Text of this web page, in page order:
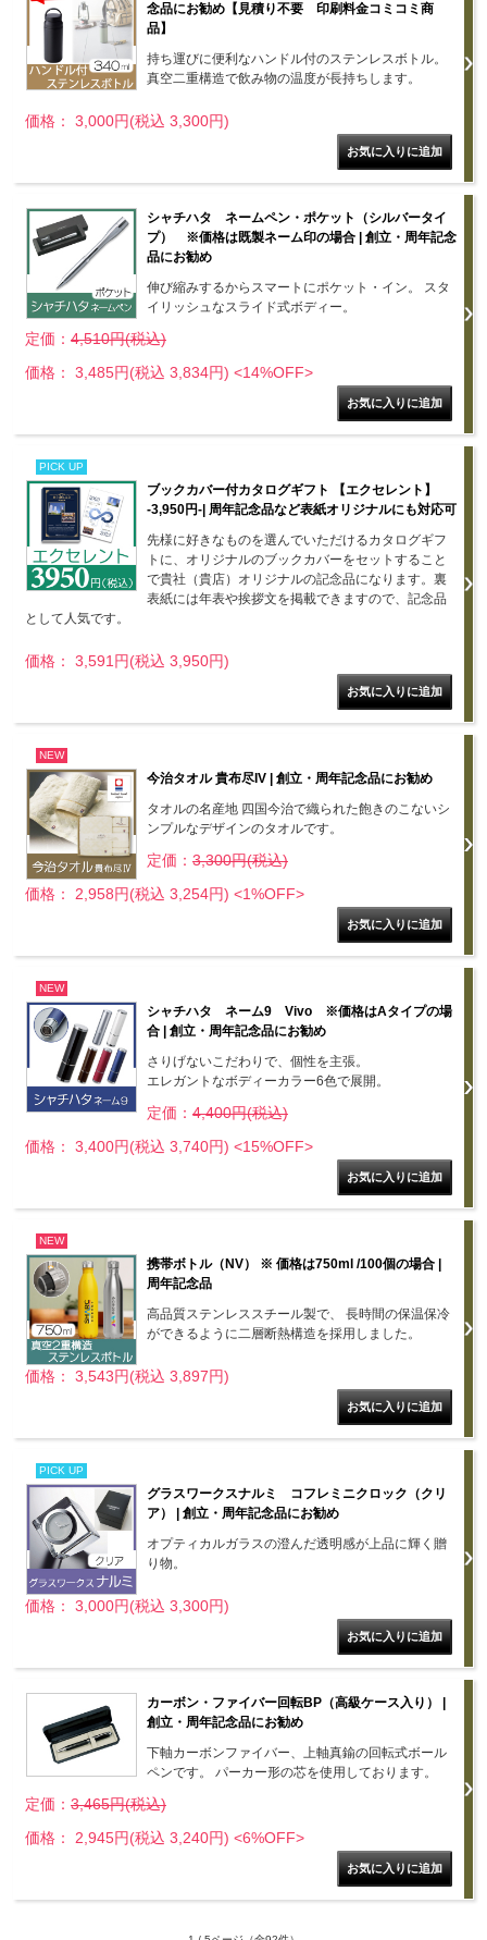
念品にお勧め【見積り不要 印刷料金コミコミ商
品】
持ち運びに便利なハンドル付のステンレスボトル。
真空二重構造で飲み物の温度が長持ちします。
価格： 3,000円(税込 3,300円)
シャチハタ ネームペン・ポケット（シルバータイ
プ） ※価格は既製ネーム印の場合 | 創立・周年記念
品にお勧め
伸び縮みするからスマートにポケット・イン。 スタ
イリッシュなスライド式ボディー。
定価： 4,510円(税込)
価格： 3,485円(税込 3,834円) <14%OFF>
PICK UP
ブックカバー付カタログギフト 【エクセレント】
-3,950円-| 周年記念品など表紙オリジナルにも対応可
先様に好きなものを選んでいただけるカタログギフ
トに、オリジナルのブックカバーをセットすること
で貴社（貴店）オリジナルの記念品になります。裏
表紙には年表や挨拶文を掲載できますので、記念品
として人気です。
価格： 3,591円(税込 3,950円)
NEW
今治タオル 貴布尽IV | 創立・周年記念品にお勧め
タオルの名産地 四国今治で織られた飽きのこないシ
ンプルなデザインのタオルです。
定価： 3,300円(税込)
価格： 2,958円(税込 3,254円) <1%OFF>
NEW
シャチハタ ネーム9 Vivo ※価格はAタイプの場
合 | 創立・周年記念品にお勧め
さりげないこだわりで、個性を主張。
エレガントなボディーカラー6色で展開。
定価： 4,400円(税込)
価格： 3,400円(税込 3,740円) <15%OFF>
NEW
携帯ボトル（NV） ※ 価格は750ml /100個の場合 |
周年記念品
高品質ステンレススチール製で、 長時間の保温保冷
ができるように二層断熱構造を採用しました。
価格： 3,543円(税込 3,897円)
PICK UP
グラスワークスナルミ コフレミニクロック（クリ
ア） | 創立・周年記念品にお勧め
オプティカルガラスの澄んだ透明感が上品に輝く贈
り物。
価格： 3,000円(税込 3,300円)
カーボン・ファイバー回転BP（高級ケース入り） |
創立・周年記念品にお勧め
下軸カーボンファイバー、上軸真鍮の回転式ボール
ペンです。 パーカー形の芯を使用しております。
定価： 3,465円(税込)
価格： 2,945円(税込 3,240円) <6%OFF>